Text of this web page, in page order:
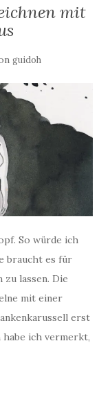
mit
guidoh
So würde ich
braucht es für
zu lassen. Die
mit einer
erst
ich vermerkt,